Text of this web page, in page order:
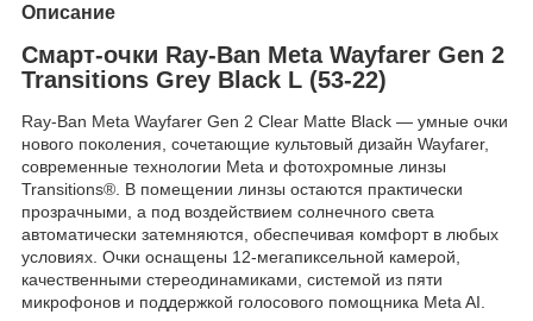
Описание
Смарт-очки Ray-Ban Meta Wayfarer Gen 2
Transitions Grey Black L (53-22)
Ray-Ban Meta Wayfarer Gen 2 Clear Matte Black — умные очки
нового поколения, сочетающие культовый дизайн Wayfarer,
современные технологии Meta и фотохромные линзы
Transitions®. В помещении линзы остаются практически
прозрачными, а под воздействием солнечного света
автоматически затемняются, обеспечивая комфорт в любых
условиях. Очки оснащены 12-мегапиксельной камерой,
качественными стереодинамиками, системой из пяти
микрофонов и поддержкой голосового помощника Meta AI.